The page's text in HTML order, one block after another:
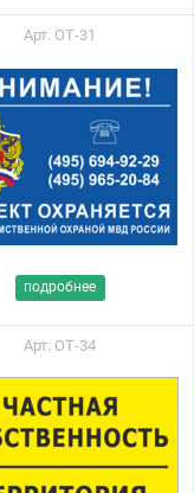
Арт. ОТ-31
подробнее
Арт. ОТ-34